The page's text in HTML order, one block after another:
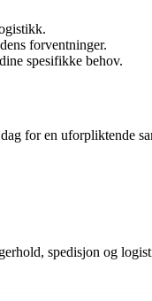
forventninger.
spesifikke behov.
for en uforpliktende
spedisjon og